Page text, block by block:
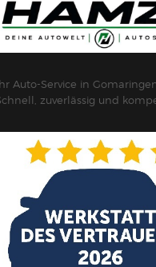
Auto-Service in
zuverlässig und